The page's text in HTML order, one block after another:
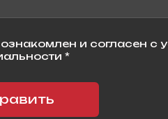
и согласен с
*